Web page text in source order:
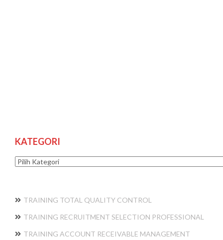
KATEGORI
Kategori
TRAINING TOTAL QUALITY CONTROL
TRAINING RECRUITMENT SELECTION PROFESSIONAL
TRAINING ACCOUNT RECEIVABLE MANAGEMENT